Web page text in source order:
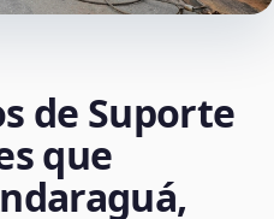
de Suporte
que